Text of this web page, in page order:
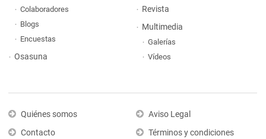
Colaboradores
Blogs
Encuestas
Osasuna
Revista
Multimedia
Galerías
Vídeos
Quiénes somos
Contacto
Aviso Legal
Términos y condiciones